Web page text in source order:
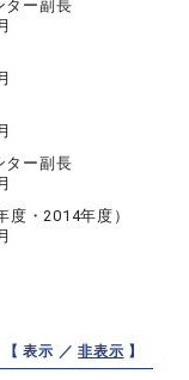
ター副長
ター副長
・2014年度）
【 表示 ／非表示 】